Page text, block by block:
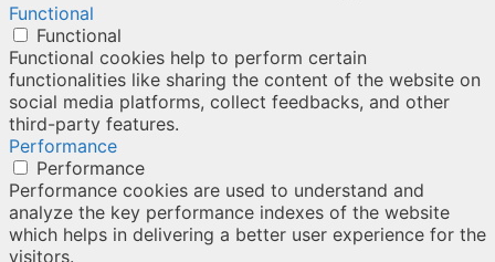
Functional
Functional
Functional cookies help to perform certain
functionalities like sharing the content of the website on
social media platforms, collect feedbacks, and other
third-party features.
Performance
Performance
Performance cookies are used to understand and
analyze the key performance indexes of the website
which helps in delivering a better user experience for the
visitors.